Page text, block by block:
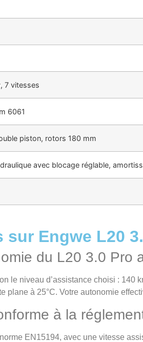
7 vitesses
6061
piston, rotors 180 mm
avec blocage réglable,
Engwe L20
du L20 3.0 Pro
le niveau d’assistance choisi : 140
plane à 25°C. Votre autonomie
à la
EN15194, avec une vitesse